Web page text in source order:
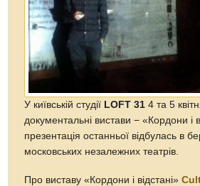
У київській студії LOFT 31 4 та 5
документальні вистави − «Кордони і
презентація останньої відбулась в
московських незалежних театрів.
Про виставу «Кордони і відстані»